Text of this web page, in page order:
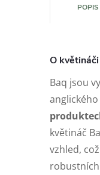
O květináči
Baq jsou
květináč
vzhled,